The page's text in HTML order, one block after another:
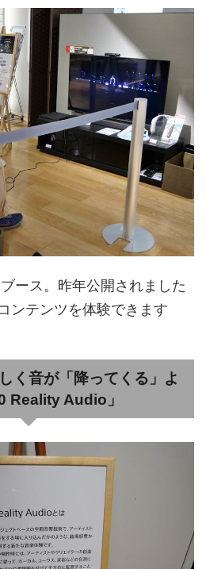
ース。昨年公開されました
ンテンツを体験できます
く音が「降ってくる」よ
Reality Audio」